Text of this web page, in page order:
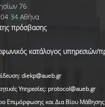
76
34 Αθήνα
πρόσβασης
κατάλογος υπηρεσιών/
diekp@aueb.gr
Υπηρεσίες: protocol@aueb.gr
Επιμόρφωσης και Δια Βίου